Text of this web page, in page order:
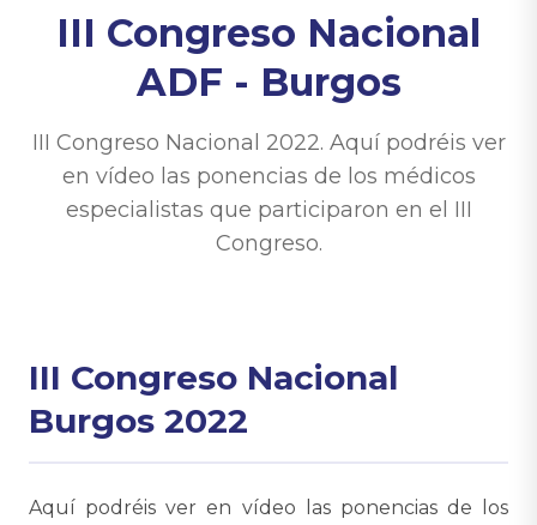
III Congreso Nacional
ADF - Burgos
III Congreso Nacional 2022. Aquí podréis ver
en vídeo las ponencias de los médicos
especialistas que participaron en el III
Congreso.
III Congreso Nacional
Burgos 2022
Aquí podréis ver en vídeo las ponencias de los